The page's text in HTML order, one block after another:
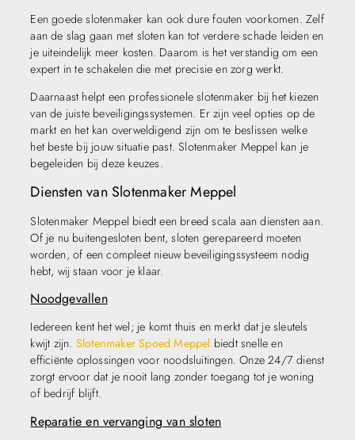
Een goede slotenmaker kan ook dure fouten voorkomen. Zelf
aan de slag gaan met sloten kan tot verdere schade leiden en
je uiteindelijk meer kosten. Daarom is het verstandig om een
expert in te schakelen die met precisie en zorg werkt.
Daarnaast helpt een professionele slotenmaker bij het kiezen
van de juiste beveiligingssystemen. Er zijn veel opties op de
markt en het kan overweldigend zijn om te beslissen welke
het beste bij jouw situatie past. Slotenmaker Meppel kan je
begeleiden bij deze keuzes.
Diensten van Slotenmaker Meppel
Slotenmaker Meppel biedt een breed scala aan diensten aan.
Of je nu buitengesloten bent, sloten gerepareerd moeten
worden, of een compleet nieuw beveiligingssysteem nodig
hebt, wij staan voor je klaar.
Noodgevallen
Iedereen kent het wel; je komt thuis en merkt dat je sleutels
kwijt zijn. Slotenmaker Spoed Meppel biedt snelle en
efficiënte oplossingen voor noodsluitingen. Onze 24/7 dienst
zorgt ervoor dat je nooit lang zonder toegang tot je woning
of bedrijf blijft.
Reparatie en vervanging van sloten